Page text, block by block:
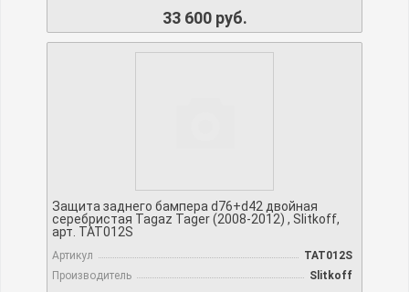
33 600 руб.
Защита заднего бампера d76+d42 двойная
серебристая Tagaz Tager (2008-2012) , Slitkoff,
арт. TAT012S
Артикул
TAT012S
Производитель
Slitkoff